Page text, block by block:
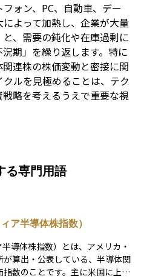
ォン、PC、自動車、デー
よって加熱し、企業が大量
、需要の鈍化や在庫過剰に
期」を繰り返します。特に
連株の株価変動と密接に関
ルを見極めることは、テク
略を考えるうえで重要な視
る専門用語
ア半導体株指数）
導体株指数）とは、アメリカ・
算出・公表している、半導体関
数のことです。主に米国に上場